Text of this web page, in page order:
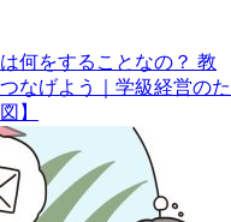
何をすることなの？ 教
なげよう｜学級経営のた
】